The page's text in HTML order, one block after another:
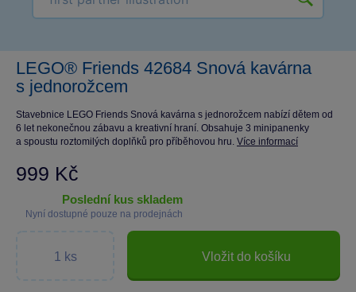
LEGO® Friends 42684 Snová kavárna
s jednorožcem
Stavebnice LEGO Friends Snová kavárna s jednorožcem nabízí dětem od
6 let nekonečnou zábavu a kreativní hraní. Obsahuje 3 minipanenky
a spoustu roztomilých doplňků pro příběhovou hru. Více informací
999 Kč
poslední kus skladem
Nyní dostupné pouze na prodejnách
Vložit do košíku